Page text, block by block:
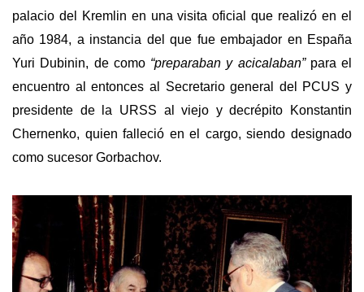
palacio del Kremlin en una visita oficial que realizó en el
año 1984, a instancia del que fue embajador en España
Yuri Dubinin, de como “preparaban y acicalaban”para el
encuentro al entonces al Secretario general del PCUS y
presidente de la URSS al viejo y decrépito Konstantin
Chernenko, quien falleció en el cargo, siendo designado
como sucesor Gorbachov.